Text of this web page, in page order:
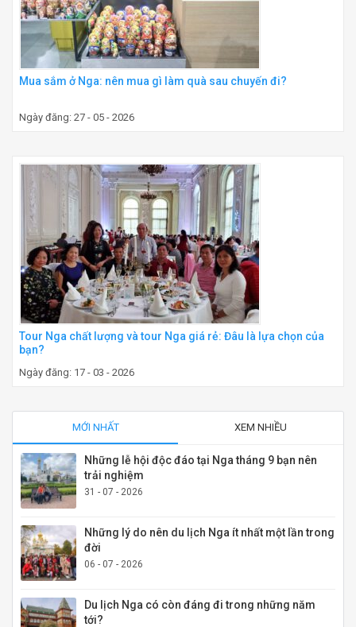
Mua sắm ở Nga: nên mua gì làm quà sau chuyến đi?
Ngày đăng: 27 - 05 - 2026
Tour Nga chất lượng và tour Nga giá rẻ: Đâu là lựa chọn của
bạn?
Ngày đăng: 17 - 03 - 2026
MỚI NHẤT XEM NHIỀU
Những lễ hội độc đáo tại Nga tháng 9 bạn nên
trải nghiệm
31 - 07 - 2026
Những lý do nên du lịch Nga ít nhất một lần trong
đời
06 - 07 - 2026
Du lịch Nga có còn đáng đi trong những năm
tới?